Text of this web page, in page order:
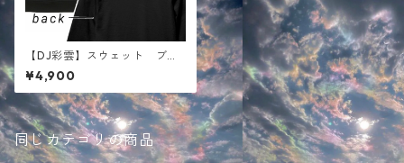
【DJ彩雲】スウェット ブラ
ック
¥4,900
同じカテゴリの商品